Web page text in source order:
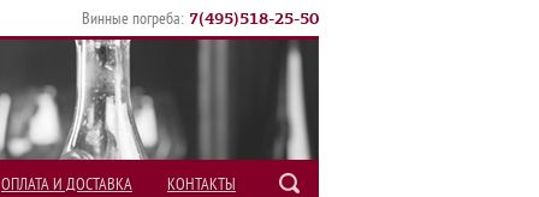
Винные погреба: 7(495)518-25-50
ОПЛАТА И ДОСТАВКА КОНТАКТЫ